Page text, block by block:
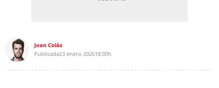
Joan Colás
Publicada23 enero 202618:00h